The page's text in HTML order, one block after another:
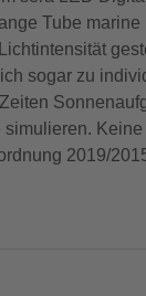
Tube
sogar zu
2019/